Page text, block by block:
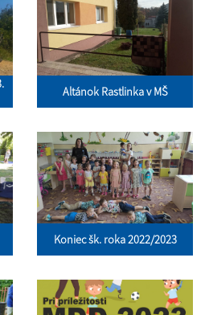
Altánok Rastlinka v MŠ
Koniec šk. roka 2022/2023